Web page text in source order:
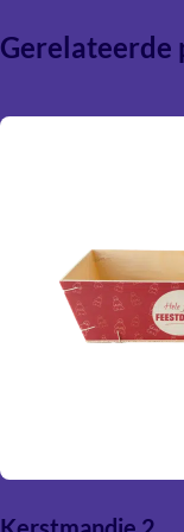
Gerelateerde